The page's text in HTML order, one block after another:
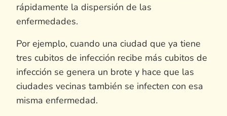
rápidamente la dispersión de las
enfermedades.
Por ejemplo, cuando una ciudad que ya tiene
tres cubitos de infección recibe más cubitos de
infección se genera un brote y hace que las
ciudades vecinas también se infecten con esa
misma enfermedad.